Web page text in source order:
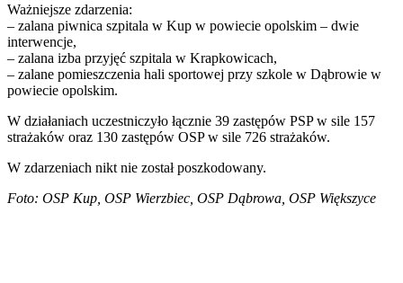
Ważniejsze zdarzenia:
– zalana piwnica szpitala w Kup w powiecie opolskim – dwie
interwencje,
– zalana izba przyjęć szpitala w Krapkowicach,
– zalane pomieszczenia hali sportowej przy szkole w Dąbrowie w
powiecie opolskim.
W działaniach uczestniczyło łącznie 39 zastępów PSP w sile 157
strażaków oraz 130 zastępów OSP w sile 726 strażaków.
W zdarzeniach nikt nie został poszkodowany.
Foto: OSP Kup, OSP Wierzbiec, OSP Dąbrowa, OSP Większyce